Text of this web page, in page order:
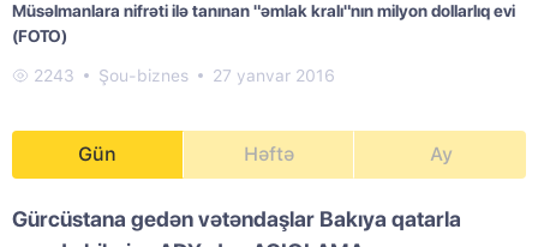
Müsəlmanlara nifrəti ilə tanınan "əmlak kralı"nın milyon dollarlıq evi
(FOTO)
2243 Şou-biznes 27 yanvar 2016
Gün Həftə Ay
Gürcüstana gedən vətəndaşlar Bakıya qatarla